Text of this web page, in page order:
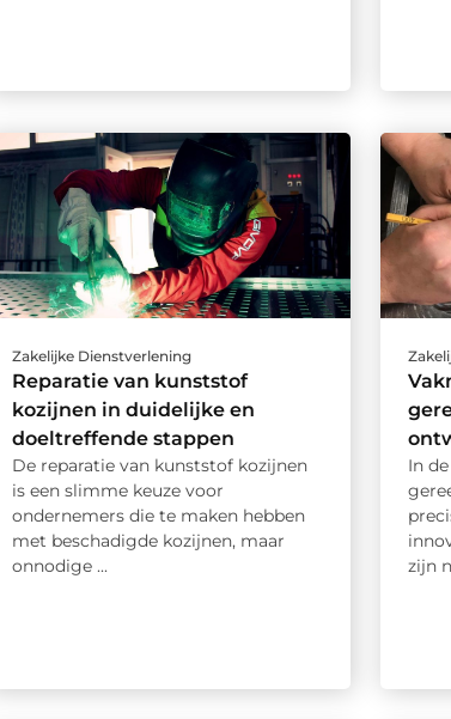
Zakelijke Dienstverlening
Reparatie van kunststof
kozijnen in duidelijke en
doeltreffende stappen
De reparatie van kunststof kozijnen
is een slimme keuze voor
ondernemers die te maken hebben
met beschadigde kozijnen, maar
onnodige ...
In
zijn